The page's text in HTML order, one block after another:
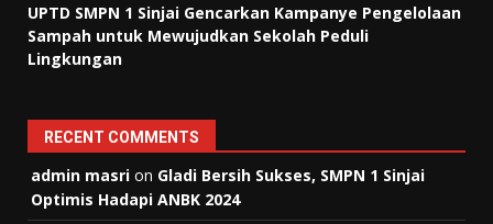
UPTD SMPN 1 Sinjai Gencarkan Kampanye Pengelolaan
Sampah untuk Mewujudkan Sekolah Peduli
Lingkungan
RECENT COMMENTS
admin masri on Gladi Bersih Sukses, SMPN 1 Sinjai
Optimis Hadapi ANBK 2024